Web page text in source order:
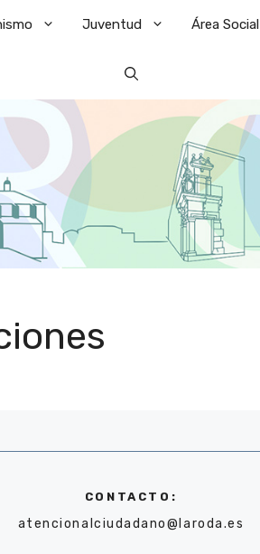
Juventud Área Social
CONTACTO:
atencionalciudadano@laroda.es